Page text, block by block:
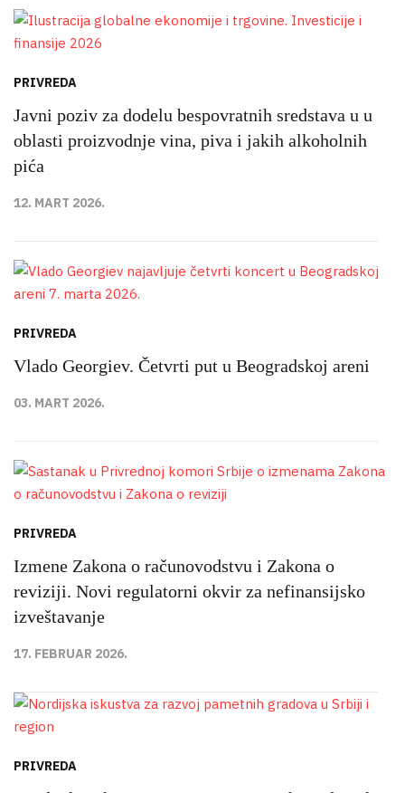
PRIVREDA
Javni poziv za dodelu bespovratnih sredstava u u
oblasti proizvodnje vina, piva i jakih alkoholnih
pića
12. MART 2026.
PRIVREDA
Vlado Georgiev. Četvrti put u Beogradskoj areni
03. MART 2026.
PRIVREDA
Izmene Zakona o računovodstvu i Zakona o
reviziji. Novi regulatorni okvir za nefinansijsko
izveštavanje
17. FEBRUAR 2026.
PRIVREDA